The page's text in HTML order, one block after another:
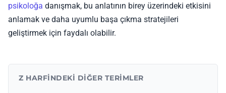
psikoloğa danışmak, bu anlatının birey üzerindeki etkisini
anlamak ve daha uyumlu başa çıkma stratejileri
geliştirmek için faydalı olabilir.
Z HARFINDEKI DIĞER TERIMLER